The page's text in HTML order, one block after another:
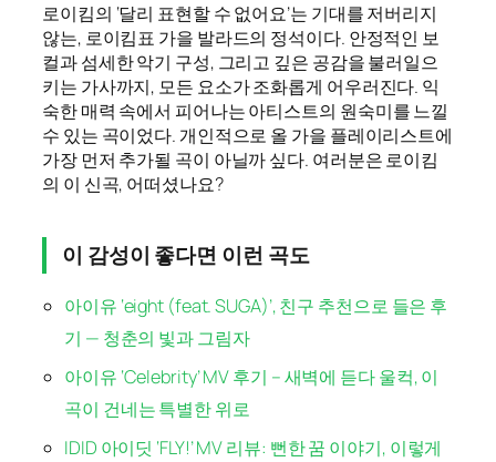
로이킴의 ‘달리 표현할 수 없어요’는 기대를 저버리지
않는, 로이킴표 가을 발라드의 정석이다. 안정적인 보
컬과 섬세한 악기 구성, 그리고 깊은 공감을 불러일으
키는 가사까지, 모든 요소가 조화롭게 어우러진다. 익
숙한 매력 속에서 피어나는 아티스트의 원숙미를 느낄
수 있는 곡이었다. 개인적으로 올 가을 플레이리스트에
가장 먼저 추가될 곡이 아닐까 싶다. 여러분은 로이킴
의 이 신곡, 어떠셨나요?
이 감성이 좋다면 이런 곡도
아이유 ‘eight (feat. SUGA)’, 친구 추천으로 들은 후
기 — 청춘의 빛과 그림자
아이유 ‘Celebrity’ MV 후기 – 새벽에 듣다 울컥, 이
곡이 건네는 특별한 위로
IDID 아이딧 ‘FLY!’ MV 리뷰: 뻔한 꿈 이야기, 이렇게